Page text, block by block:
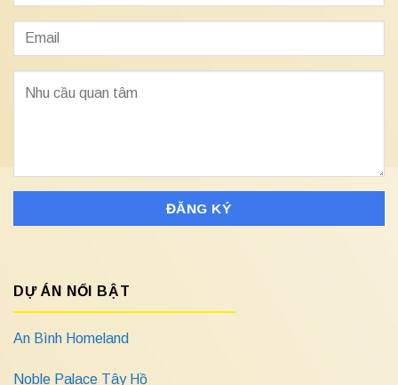
DỰ ÁN NỔI BẬT
An Bình Homeland
Noble Palace Tây Hồ